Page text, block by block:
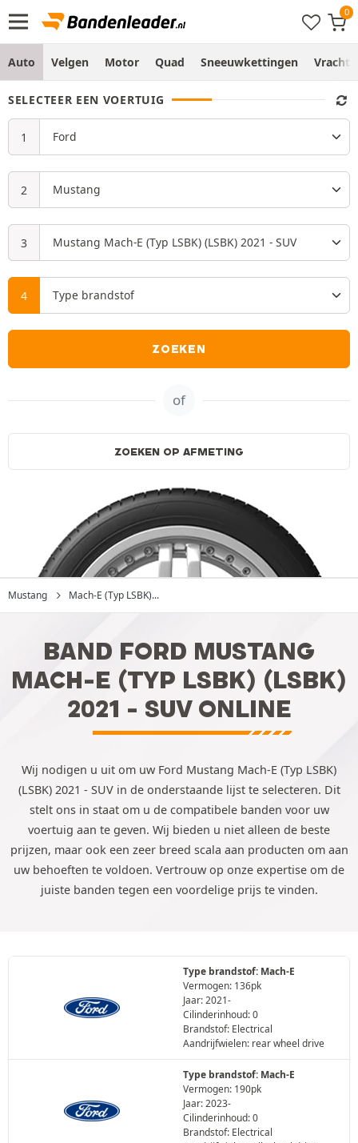
Auto Velgen Motor Quad Sneeuwkettingen
SELECTEER EEN VOERTUIG
ZOEKEN
of
ZOEKEN OP AFMETING
Mustang Mach-E (Typ LSBK)...
BAND FORD MUSTANG
MACH-E (TYP LSBK) (LSBK)
2021 - SUV ONLINE
Wij nodigen u uit om uw Ford Mustang Mach-E (Typ LSBK)
(LSBK) 2021 - SUV in de onderstaande lijst te selecteren. Dit
stelt ons in staat om u de compatibele banden voor uw
voertuig aan te geven. Wij bieden u niet alleen de beste
prijzen, maar ook een zeer breed scala aan producten om aan
uw behoeften te voldoen. Vertrouw op onze expertise om de
juiste banden tegen een voordelige prijs te vinden.
Type brandstof: Mach-E
Vermogen: 136pk
Jaar: 2021-
Cilinderinhoud: 0
Brandstof: Electrical
Aandrijfwielen: rear wheel drive
Type brandstof: Mach-E
Vermogen: 190pk
Jaar: 2023-
Cilinderinhoud: 0
Brandstof: Electrical